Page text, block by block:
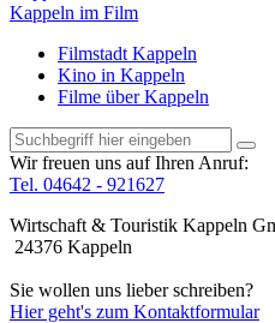
Kappeln im Film
Filmstadt Kappeln
Kino in Kappeln
Filme über Kappeln
Wir freuen uns auf Ihren Anruf:
Tel. 04642 - 921627
Wirtschaft & Touristik Kappeln
24376 Kappeln
Sie wollen uns lieber schreiben?
Hier geht's zum Kontaktformular